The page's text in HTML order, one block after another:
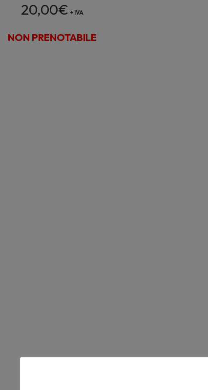
20,00€ + IVA
NON PRENOTABILE